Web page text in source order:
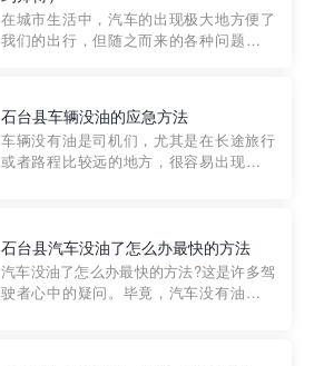
在城市生活中，汽车的出现极大地方便了
我们的出行，但随之而来的各种问题也让
紧急情况下，我们需要一种高效可靠的救
援方式。而这时，地库救援专...
石台县车辆没油的应急方法
车辆没有油是司机们，尤其是在长途旅行
或者路程比较远的地方，很容易出现这种
的送油师傅，解决没油的紧急情况。 首
先，让我们来了解一下穿...
石台县汽车没油了怎么办最快的方法
汽车没油了怎么办最快的方法?这是许多驾
驶者心中的疑问。毕竟，汽车没有油就无